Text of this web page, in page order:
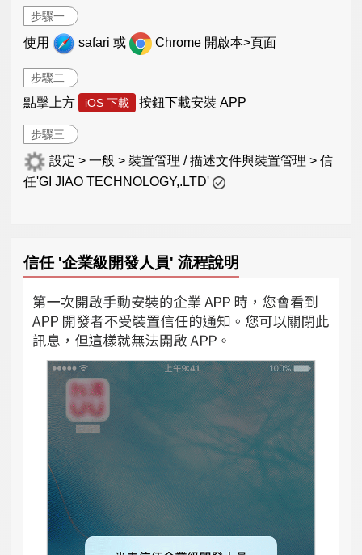
步驟一
使用 safari 或 Chrome 開啟本>頁面
步驟二
點擊上方 iOS 下載 按鈕下載安裝 APP
步驟三
設定 > 一般 > 裝置管理 / 描述文件與裝置管理 > 信
任'GI JIAO TECHNOLOGY,.LTD'
信任 '企業級開發人員' 流程說明